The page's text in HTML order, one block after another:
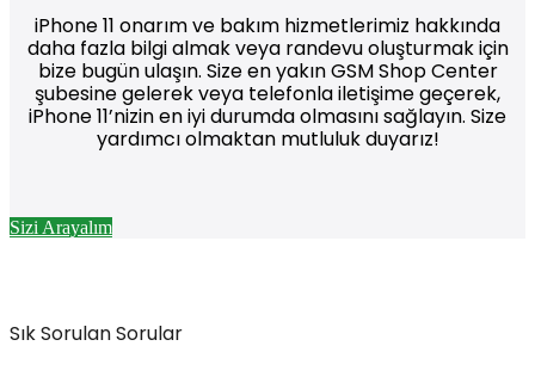
iPhone 11 onarım ve bakım hizmetlerimiz hakkında
daha fazla bilgi almak veya randevu oluşturmak için
bize bugün ulaşın. Size en yakın GSM Shop Center
şubesine gelerek veya telefonla iletişime geçerek,
iPhone 11’nizin en iyi durumda olmasını sağlayın. Size
yardımcı olmaktan mutluluk duyarız!
Sizi Arayalım
Sık Sorulan Sorular